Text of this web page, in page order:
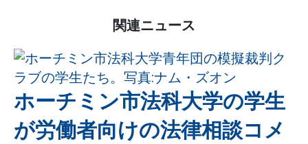
関連ニュース
ホーチミン市法科大学の学生
が労働者向けの法律相談コメ